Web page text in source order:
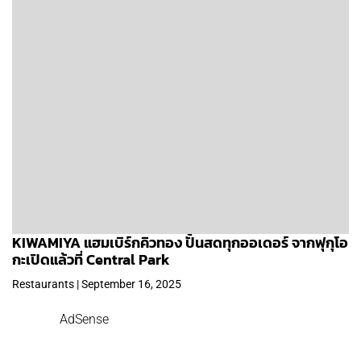
KIWAMIYA แฮมเบิร์กคิวทอง ปั้นสดทุกออเดอร์ จากฟุกุโอ
กะเปิดแล้วที่ Central Park
Restaurants | September 16, 2025
AdSense